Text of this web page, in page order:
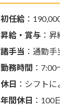
初任給 ：
昇給・賞与 ：
諸手当 ：通勤手
勤務時間 ：
休日 ：シフトに
年間休日 ：100